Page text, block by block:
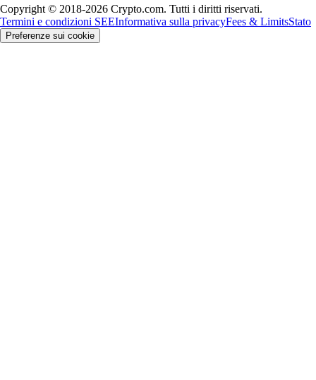
Copyright © 2018-2026 Crypto.com. Tutti i diritti riservati.
Termini e condizioni SEEInformativa sulla privacyFees & LimitsStato
Preferenze sui cookie